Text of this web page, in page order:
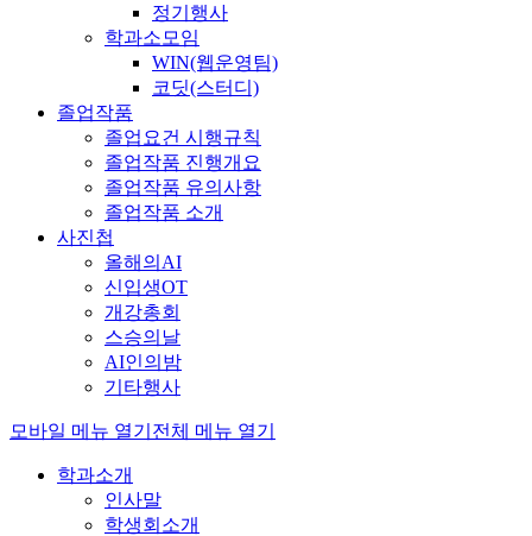
정기행사
학과소모임
WIN(웹운영팀)
코딧(스터디)
졸업작품
졸업요건 시행규칙
졸업작품 진행개요
졸업작품 유의사항
졸업작품 소개
사진첩
올해의AI
신입생OT
개강총회
스승의날
AI인의밤
기타행사
모바일 메뉴 열기 전체 메뉴 열기
학과소개
인사말
학생회소개